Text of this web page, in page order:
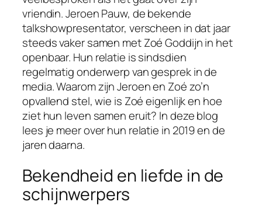
vriendin. Jeroen Pauw, de bekende
talkshowpresentator, verscheen in dat jaar
steeds vaker samen met Zoé Goddijn in het
openbaar. Hun relatie is sindsdien
regelmatig onderwerp van gesprek in de
media. Waarom zijn Jeroen en Zoé zo’n
opvallend stel, wie is Zoé eigenlijk en hoe
ziet hun leven samen eruit? In deze blog
lees je meer over hun relatie in 2019 en de
jaren daarna.
Bekendheid en liefde in de
schijnwerpers